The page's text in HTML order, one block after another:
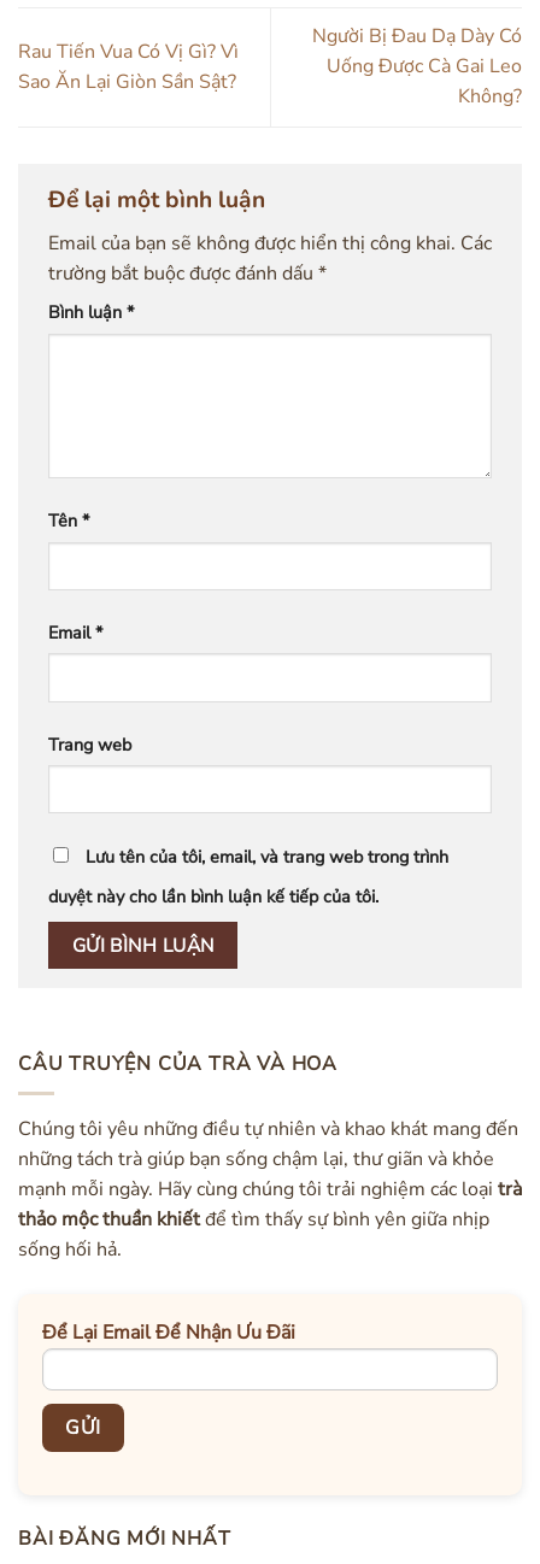
Rau Tiến Vua Có Vị Gì? Vì
Sao Ăn Lại Giòn Sần Sật?
Người Bị Đau Dạ Dày Có
Uống Được Cà Gai Leo
Không?
Để lại một bình luận
Email của bạn sẽ không được hiển thị công khai. Các
trường bắt buộc được đánh dấu *
Bình luận *
Tên *
Email*
Trang web
Lưu tên của tôi, email, và trang web trong trình
duyệt này cho lần bình luận kế tiếp của tôi.
CÂU TRUYỆN CỦA TRÀ VÀ HOA
Chúng tôi yêu những điều tự nhiên và khao khát mang đến
những tách trà giúp bạn sống chậm lại, thư giãn và khỏe
mạnh mỗi ngày. Hãy cùng chúng tôi trải nghiệm các loại trà
thảo mộc thuần khiếtđể tìm thấy sự bình yên giữa nhịp
sống hối hả.
Để Lại Email Để Nhận Ưu Đãi
BÀI ĐĂNG MỚI NHẤT